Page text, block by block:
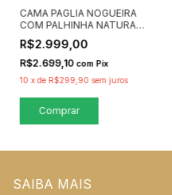
CAMA PAGLIA NOGUEIRA
COM PALHINHA NATURAL
- QUATER MÓVEIS
R$2.999,00
R$2.699,10 com Pix
10 xde R$299,90 sem juros
SAIBA MAIS